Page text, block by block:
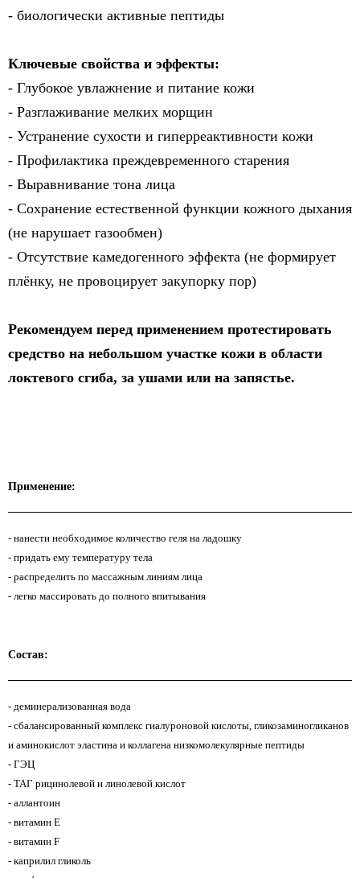
- биологически активные пептиды
Ключевые свойства и эффекты:
- Глубокое увлажнение и питание кожи
- Разглаживание мелких морщин
- Устранение сухости и гиперреактивности кожи
- Профилактика преждевременного старения
- Выравнивание тона лица
- Сохранение естественной функции кожного дыхания
(не нарушает газообмен)
- Отсутствие камедогенного эффекта (не формирует
плёнку, не провоцирует закупорку пор)
Рекомендуем перед применением протестировать
средство на небольшом участке кожи в области
локтевого сгиба, за ушами или на запястье.
Применение:
- нанести необходимое количество геля на ладошку
- придать ему температуру тела
- распределить по массажным линиям лица
- легко массировать до полного впитывания
Состав:
- деминерализованная вода
- сбалансированный комплекс гиалуроновой кислоты, гликозаминогликанов
и аминокислот эластина и коллагена низкомолекулярные пептиды
- ГЭЦ
- ТАГ рицинолевой и линолевой кислот
- аллантоин
- витамин Е
- витамин F
- каприлил гликоль